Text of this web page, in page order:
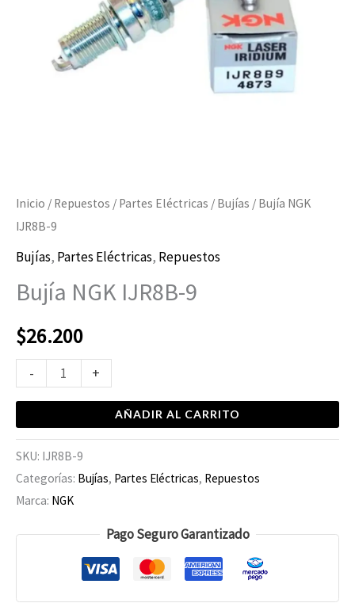
Inicio / Repuestos / Partes Eléctricas / Bujías / Bujía NGK
IJR8B-9
Bujías, Partes Eléctricas, Repuestos
Bujía NGK IJR8B-9
$26.200
- +
AÑADIR AL CARRITO
SKU: IJR8B-9
Categorías: Bujías, Partes Eléctricas, Repuestos
Marca: NGK
Pago Seguro Garantizado